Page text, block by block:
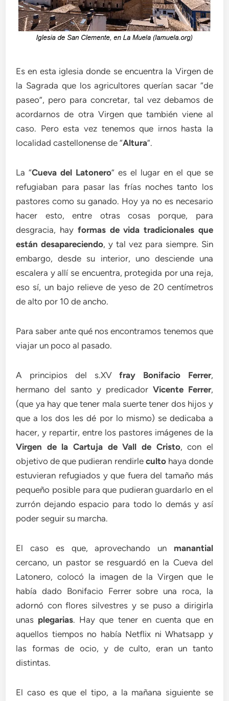
Es en esta iglesia donde se encuentra la Virgen de
la Sagrada que los agricultores querían sacar “de
paseo”, pero para concretar, tal vez debamos de
acordarnos de otra Virgen que también viene al
caso. Pero esta vez tenemos que irnos hasta la
localidad castellonense de “Altura”.
La “Cueva del Latonero” es el lugar en el que se
refugiaban para pasar las frías noches tanto los
pastores como su ganado. Hoy ya no es necesario
hacer esto, entre otras cosas porque, para
desgracia, hay formas de vida tradicionales que
están desapareciendo, y tal vez para siempre. Sin
embargo, desde su interior, uno desciende una
escalera y allí se encuentra, protegida por una reja,
eso sí, un bajo relieve de yeso de 20 centímetros
de alto por 10 de ancho.
Para saber ante qué nos encontramos tenemos que
viajar un poco al pasado.
A principios del s.XVfray Bonifacio Ferrer,
hermano del santo y predicador Vicente Ferrer,
(que ya hay que tener mala suerte tener dos hijos y
que a los dos les dé por lo mismo) se dedicaba a
hacer, y repartir, entre los pastores imágenes de la
Virgen de la Cartuja de Vall de Cristo, con el
objetivo de que pudieran rendirle cultohaya donde
estuvieran refugiados y que fuera del tamaño más
pequeño posible para que pudieran guardarlo en el
zurrón dejando espacio para todo lo demás y así
poder seguir su marcha.
El caso es que, aprovechando un manantial
cercano, un pastor se resguardó en la Cueva del
Latonero, colocó la imagen de la Virgen que le
había dado Bonifacio Ferrer sobre una roca, la
adornó con flores silvestres y se puso a dirigirla
unas plegarias. Hay que tener en cuenta que en
aquellos tiempos no había Netflix ni Whatsapp y
las formas de ocio, y de culto, eran un tanto
distintas.
El caso es que el tipo, a la mañana siguiente se